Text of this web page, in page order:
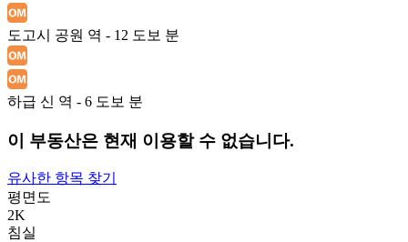
도고시 공원 역 - 12 도보 분
하급 신 역 - 6 도보 분
이 부동산은 현재 이용할 수 없습니다.
유사한 항목 찾기
평면도
2K
침실